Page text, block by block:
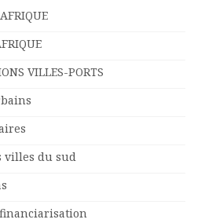
VILLES-PORTS
villes du sud